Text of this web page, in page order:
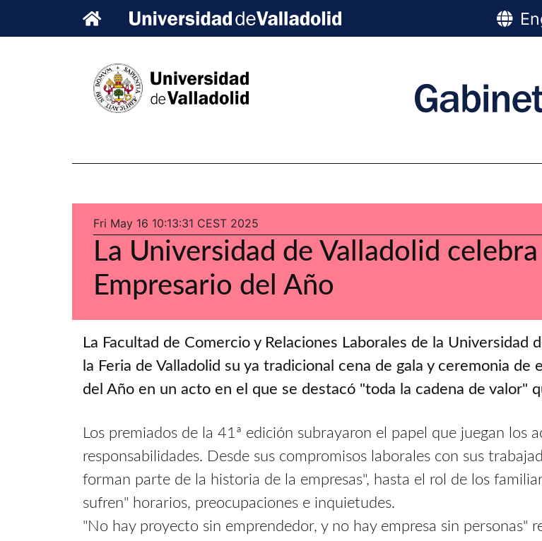
Fri May 16 10:13:31 CEST 2025
La Universidad de Valladolid
Empresario del Año
La Facultad de Comercio y Relaciones Laborales de la Universidad
la Feria de Valladolid su ya tradicional cena de gala y ceremonia
del Año en un acto en el que se destacó "toda la cadena de valor"
Los premiados de la 41ª edición subrayaron el papel que juegan los
responsabilidades. Desde sus compromisos laborales con sus
forman parte de la historia de la empresas", hasta el rol de los
sufren" horarios, preocupaciones e inquietudes.
"No hay proyecto sin emprendedor, y no hay empresa sin personas"